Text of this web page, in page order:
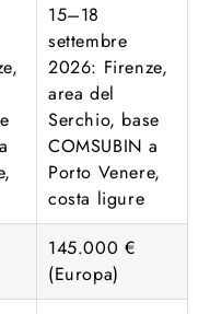
15–18
settembre
2026: Firenze,
area del
Serchio, base
COMSUBIN a
Porto Venere,
costa ligure
145.000 €
(Europa)